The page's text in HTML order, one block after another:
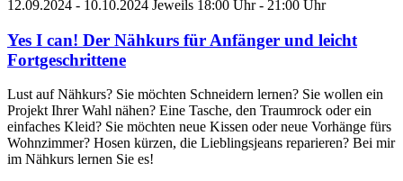
12.09.2024 - 10.10.2024 Jeweils 18:00 Uhr - 21:00 Uhr
Yes I can! Der Nähkurs für Anfänger und leicht
Fortgeschrittene
Lust auf Nähkurs? Sie möchten Schneidern lernen? Sie wollen ein
Projekt Ihrer Wahl nähen? Eine Tasche, den Traumrock oder ein
einfaches Kleid? Sie möchten neue Kissen oder neue Vorhänge fürs
Wohnzimmer? Hosen kürzen, die Lieblingsjeans reparieren? Bei mir
im Nähkurs lernen Sie es!